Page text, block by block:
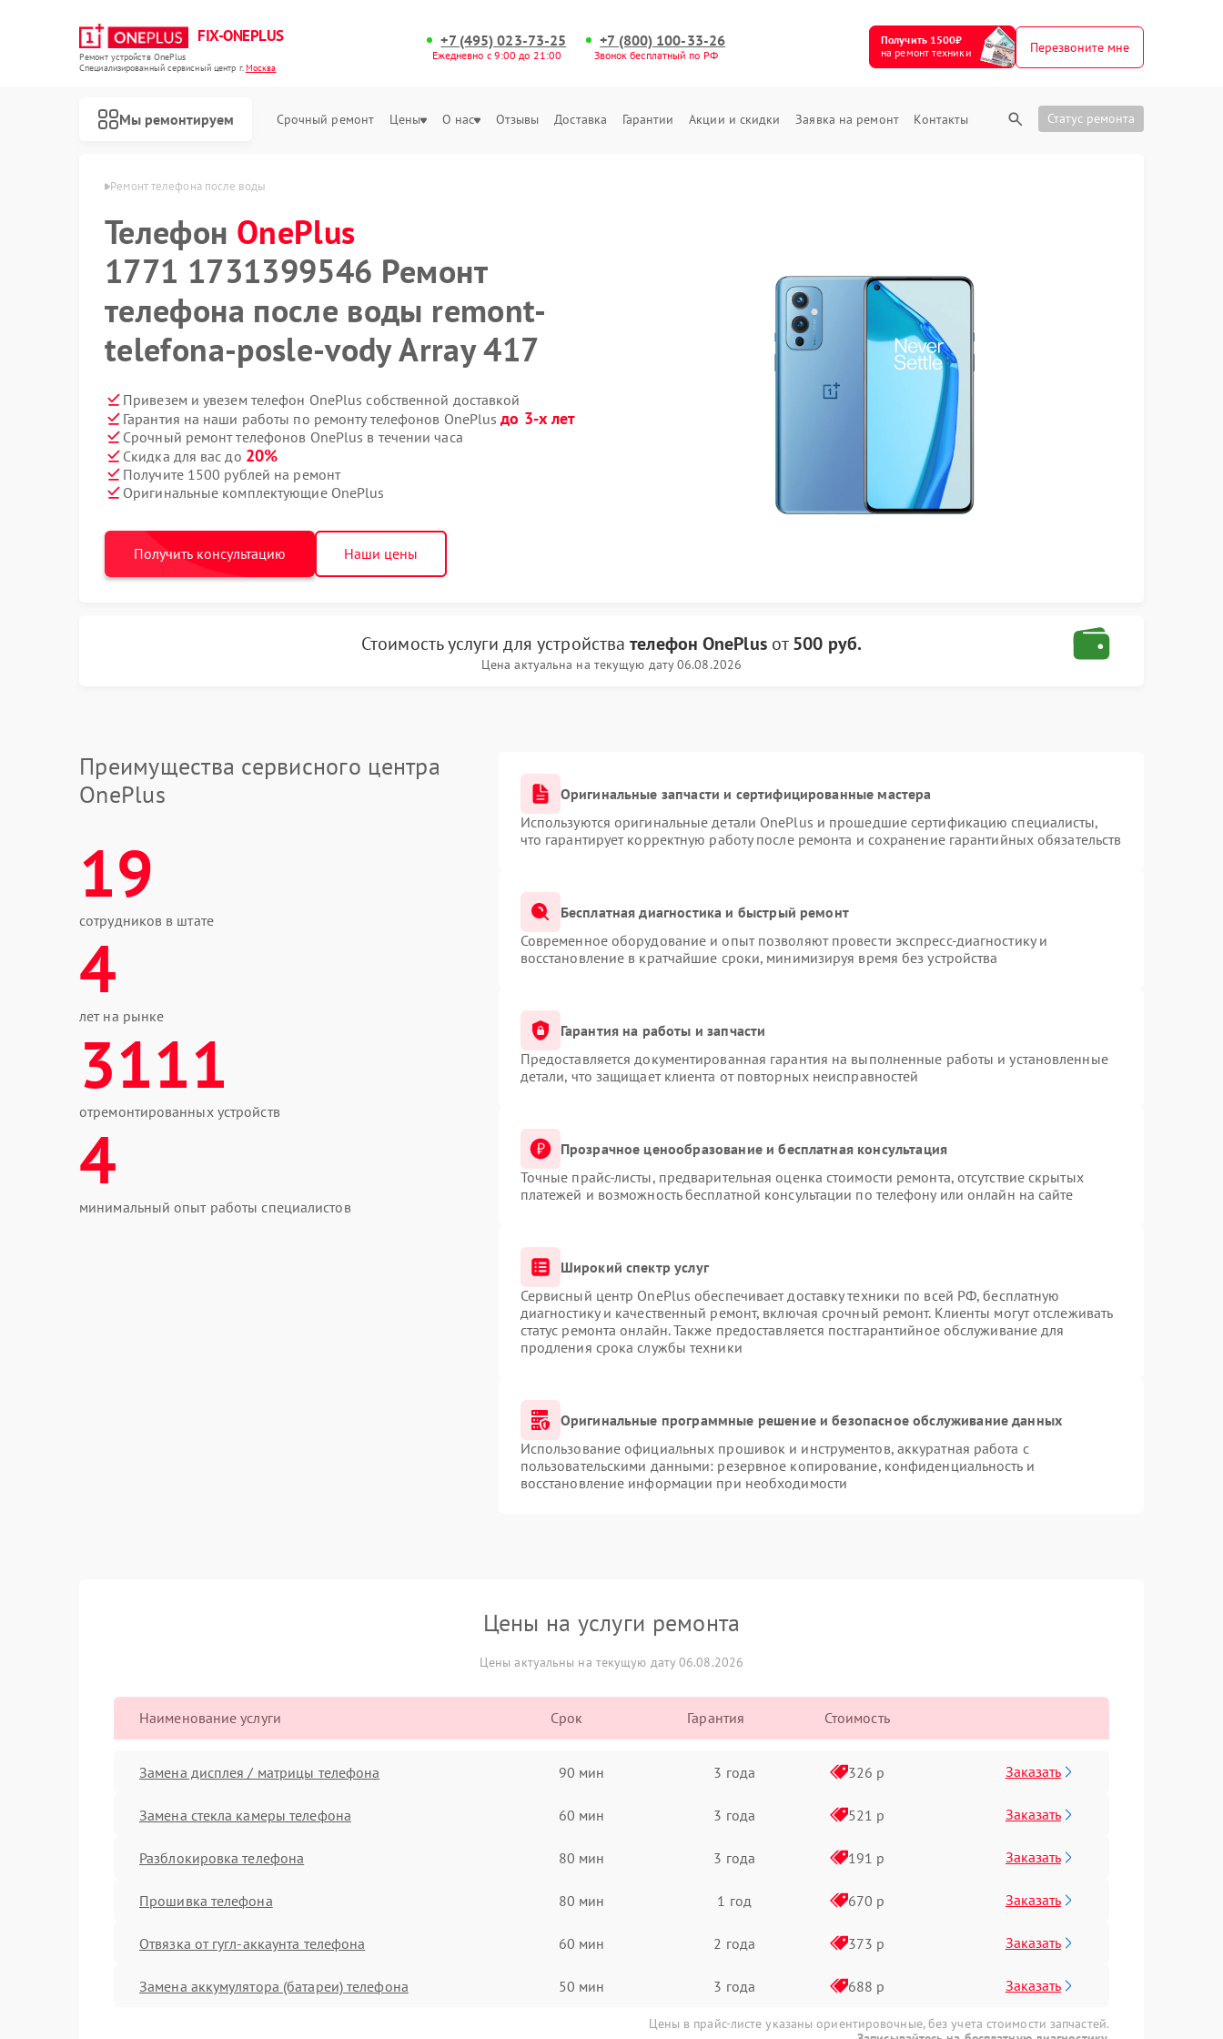
FIX-ONEPLUS
Ремонт устройств OnePlus
Специализированный cервисный центр г.Москва
+7 (495) 023-73-25
Ежедневно с 9:00 до 21:00
+7 (800) 100-33-26
Звонок бесплатный по РФ
Получить 1500₽
на ремонт техники
Перезвоните мне
Мы ремонтируем Срочный ремонт Цены О нас Отзывы Доставка Гарантии Акции и скидки Заявка на ремонт Контакты Статус ремонта
Телефон OnePlus Ремонт телефона после воды
Телефон OnePlus
1771 1731399546 Ремонт
телефона после воды remont-
telefona-posle-vody Array 417
Привезем и увезем телефон OnePlus собственной доставкой
Гарантия на наши работы по ремонту телефонов OnePlusдо 3-х лет
Срочный ремонт телефонов OnePlus в течении часа
Скидка для вас до 20%
Получите 1500 рублей на ремонт
Оригинальные комплектующие OnePlus
Получить консультацию Наши цены
Стоимость услуги для устройствателефон OnePlusот500 руб.
Цена актуальна на текущую дату 06.08.2026
Преимущества сервисного центра
OnePlus
19
сотрудников в штате
4
лет на рынке
3111
отремонтированных устройств
4
минимальный опыт работы специалистов
Оригинальные запчасти и сертифицированные мастера
Используются оригинальные детали OnePlus и прошедшие сертификацию специалисты,
что гарантирует корректную работу после ремонта и сохранение гарантийных обязательств
Бесплатная диагностика и быстрый ремонт
Современное оборудование и опыт позволяют провести экспресс-диагностику и
восстановление в кратчайшие сроки, минимизируя время без устройства
Гарантия на работы и запчасти
Предоставляется документированная гарантия на выполненные работы и установленные
детали, что защищает клиента от повторных неисправностей
Прозрачное ценообразование и бесплатная консультация
Точные прайс-листы, предварительная оценка стоимости ремонта, отсутствие скрытых
платежей и возможность бесплатной консультации по телефону или онлайн на сайте
Широкий спектр услуг
Сервисный центр OnePlus обеспечивает доставку техники по всей РФ, бесплатную
диагностику и качественный ремонт, включая срочный ремонт. Клиенты могут отслеживать
статус ремонта онлайн. Также предоставляется постгарантийное обслуживание для
продления срока службы техники
Оригинальные программные решение и безопасное обслуживание данных
Использование официальных прошивок и инструментов, аккуратная работа с
пользовательскими данными: резервное копирование, конфиденциальность и
восстановление информации при необходимости
Цены на услуги ремонта
Цены актуальны на текущую дату 06.08.2026
Наименование услуги Срок Гарантия Стоимость
Замена дисплея / матрицы телефона 90 мин 3 года 326 р Заказать
Замена стекла камеры телефона 60 мин 3 года 521 р Заказать
Разблокировка телефона 80 мин 3 года 191 р Заказать
Прошивка телефона 80 мин 1 год 670 р Заказать
Отвязка от гугл-аккаунта телефона 60 мин 2 года 373 р Заказать
Замена аккумулятора (батареи) телефона 50 мин 3 года 688 р Заказать
Цены в прайс-листе указаны ориентировочные, без учета стоимости запчастей.